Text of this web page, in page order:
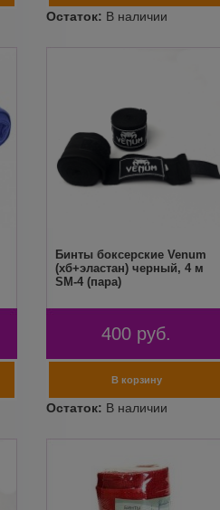
Бинты боксерские Venum
(хб+эластан) черный, 4 м
SM-4 (пара)
400 руб.